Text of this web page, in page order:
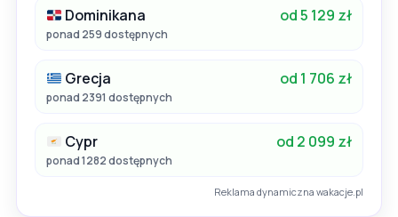
Dominikana od 5 129 zł
ponad 259 dostępnych
Grecja od 1 706 zł
ponad 2391 dostępnych
Cypr od 2 099 zł
ponad 1282 dostępnych
Reklama dynamiczna wakacje.pl